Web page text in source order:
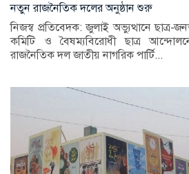
নতুন রাজনৈতিক দলের অনুষ্ঠান শুরু
নিজস্ব প্রতিবেদক: জুলাই অভ্যুত্থানে ছাত্র-
কমিটি ও বৈষম্যবিরোধী ছাত্র
রাজনৈতিক দল জাতীয় নাগরিক পার্টি...